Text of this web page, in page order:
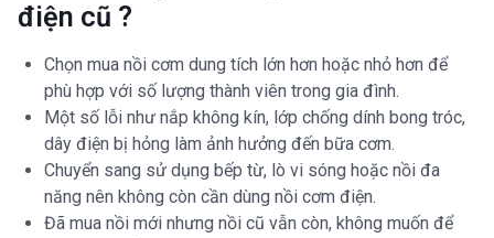
điện cũ ?
Chọn mua nồi cơm dung tích lớn hơn hoặc nhỏ hơn để
phù hợp với số lượng thành viên trong gia đình.
Một số lỗi như nắp không kín, lớp chống dính bong tróc,
dây điện bị hỏng làm ảnh hưởng đến bữa cơm.
Chuyển sang sử dụng bếp từ, lò vi sóng hoặc nồi đa
năng nên không còn cần dùng nồi cơm điện.
Đã mua nồi mới nhưng nồi cũ vẫn còn, không muốn để